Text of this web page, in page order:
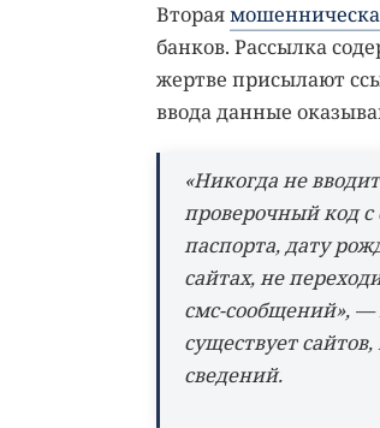
Вторая
банков. Рассылка
жертве присылают
ввода данные
«Никогда не
проверочный код
паспорта, дату
сайтах, не
смс-сообщений», —
существует
сведений.